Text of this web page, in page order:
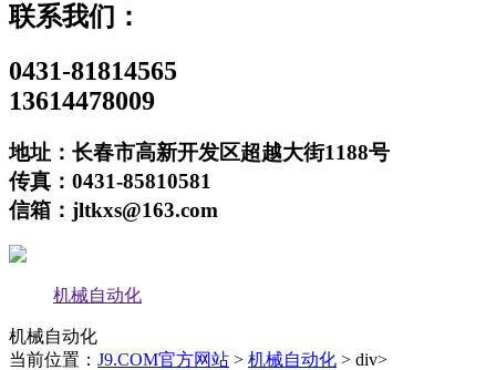
联系我们：
0431-81814565
13614478009
地址：长春市高新开发区超越大街1188号
传真：0431-85810581
信箱：jltkxs@163.com
机械自动化
机械自动化
当前位置： J9.COM官方网站 > 机械自动化 > div>